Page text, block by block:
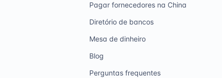
Pagar fornecedores na China
Diretório de bancos
Mesa de dinheiro
Blog
Perguntas frequentes